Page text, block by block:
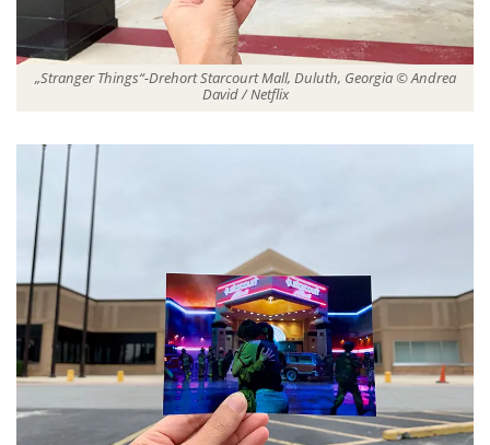
„Stranger Things“-Drehort Starcourt Mall, Duluth, Georgia © Andrea
David / Netflix